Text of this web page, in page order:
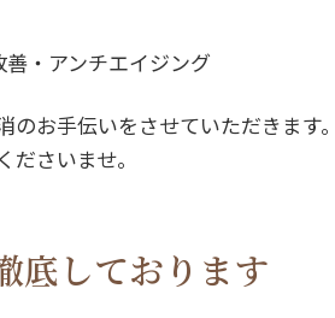
・アンチエイジング
お手伝いをさせていただきます。
さいませ。
底しております